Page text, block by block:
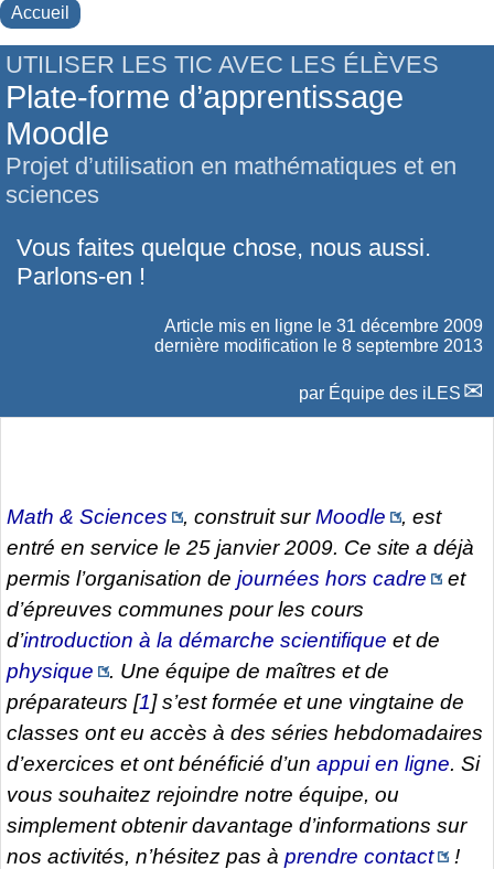
Accueil
UTILISER LES TIC AVEC LES ÉLÈVES
Plate-forme d’apprentissage
Moodle
Projet d’utilisation en mathématiques et en
sciences
Vous faites quelque chose, nous aussi.
Parlons-en !
Article mis en ligne le 31 décembre 2009
dernière modification le 8 septembre 2013
par Équipe des iLES
Math & Sciences , construit surMoodle
, est
entré en service le 25 janvier 2009. Ce site a déjà
permis l’organisation de journées hors cadre
et
d’épreuves communes pour les cours
d’introduction à la démarche scientifique et de
physique
. Une équipe de maîtres et de
préparateurs [1]s’est formée et une vingtaine de
classes ont eu accès à des séries hebdomadaires
d’exercices et ont bénéficié d’un appui en ligne. Si
vous souhaitez rejoindre notre équipe, ou
simplement obtenir davantage d’informations sur
nos activités, n’hésitez pas à prendre contact !